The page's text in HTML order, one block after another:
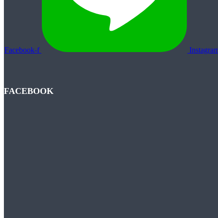
Facebook-f
FACEBOOK